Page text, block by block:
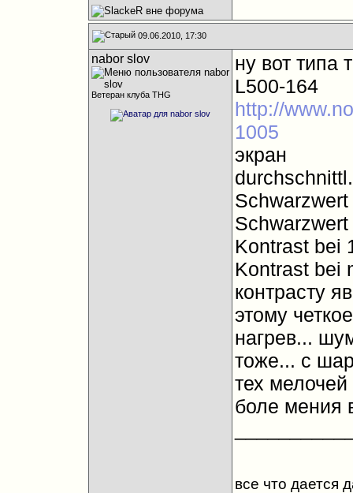
09.06.2010, 17:30
nabor slov
Ветеран клуба THG
ну вот типа
L500-164
http://
1005
экран
Kontrast bei
Kontrast bei
контрасту
этому
нагрев...
тоже... с
тех
боле мения
все что дается